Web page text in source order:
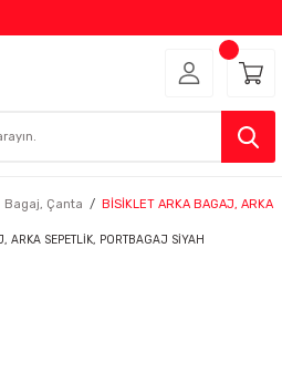
Bagaj, Çanta BİSİKLET ARKA BAGAJ, ARKA